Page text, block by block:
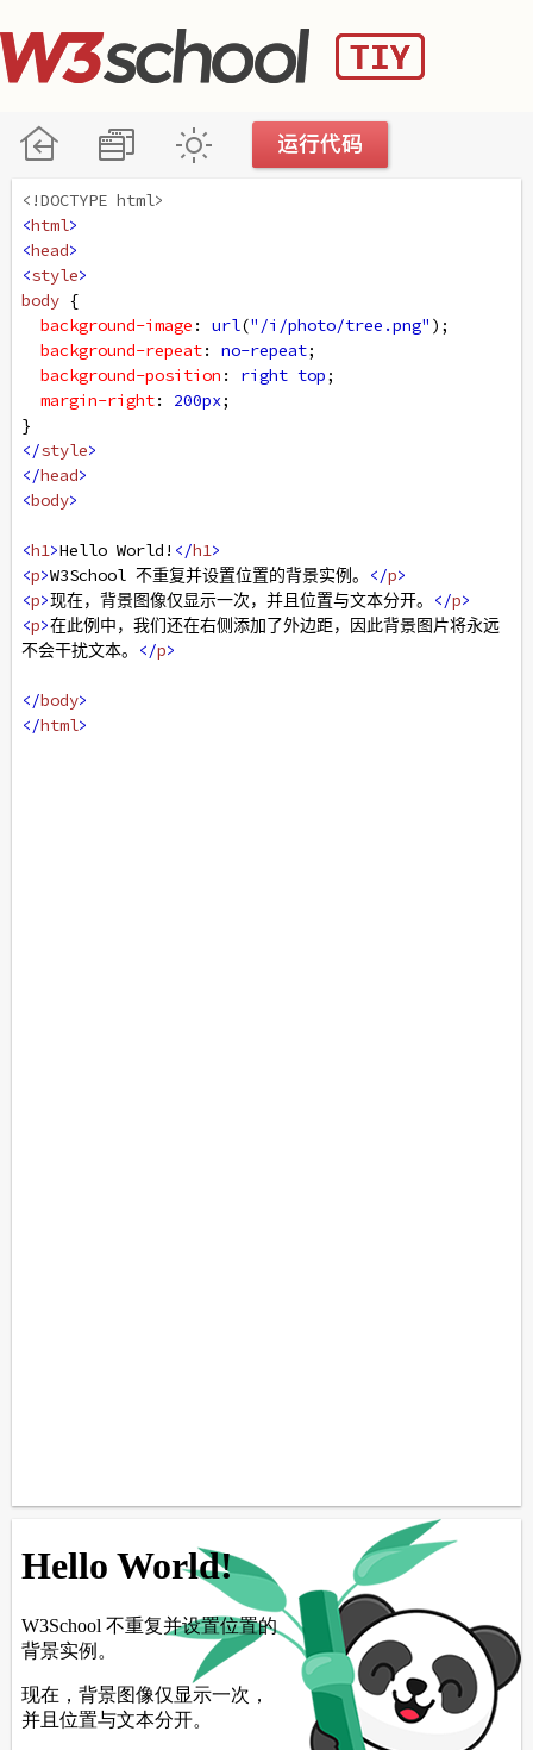
<!DOCTYPE html>
<html>
<head>
<style>
body {
background-image : url("/i/photo/tree.png" );
background-repeat: no-repeat;
background-position : right top;
margin-right: 200px;
}
</style>
</head>
<body>
<h1>Hello World! </h1>
<p>W3School 不重复并设置位置的背景实例。 </p>
<p>现在，背景图像仅显示一次，并且位置与文本分开。 </p>
<p>在此例中，我们还在右侧添加了外边距，因此背景图片将永远
不会干扰文本。
</p>
</body>
</html>